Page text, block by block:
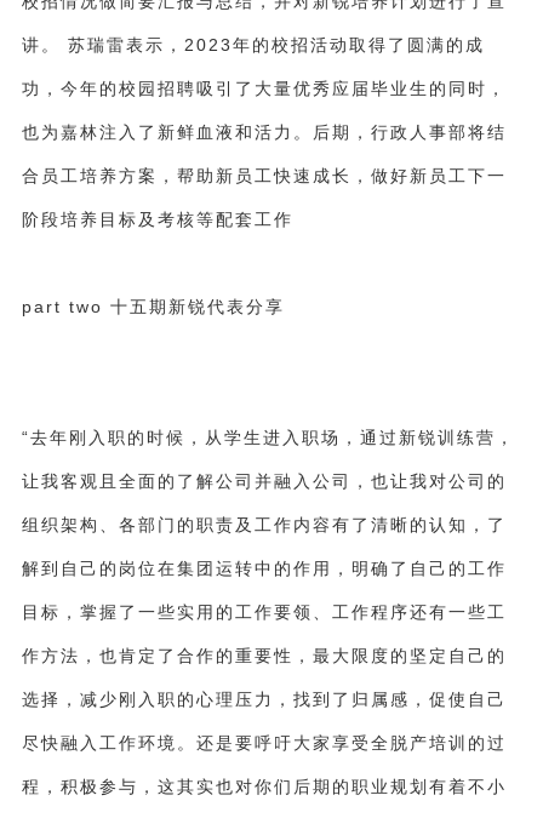
讲。 苏瑞雷表示， 2023年的校招活动取得了圆满的成
功，今年的校园招聘吸引了大量优秀应届毕业生的同时，
也为嘉林注入了新鲜血液和活力。后期，行政人事部将结
合员工培养方案， 帮助新员工快速成长 ，做好新员工下一
阶段培养目标及考核等配套工作
part two 十五期新锐代表分享
“去年刚入职的时候，从学生进入职场，通过新锐训练营，
让我客观且全面的了解公司并融入公司，也让我对公司的
组织架构、各部门的职责及工作内容有了清晰的认知，了
解到自己的岗位在集团运转中的作用，明确了自己的工作
目标，掌握了一些实用的工作要领、工作程序还有一些工
作方法，也肯定了合作的重要性，最大限度的坚定自己的
选择，减少刚入职的心理压力，找到了归属感，促使自己
尽快融入工作环境。还是要呼吁大家享受全脱产培训的过
程，积极参与，这其实也对你们后期的职业规划有着不小